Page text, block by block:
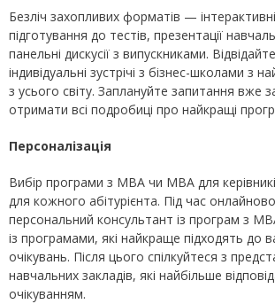
Безліч захопливих форматів —
підготування до тестів, презентації
панельні дискусії з випускниками.
індивідуальні зустрічі з бізнес-школами з
з усього світу. Заплануйте запитання вже
отримати всі подробиці про найкращі
Персоналізація
Вибір програми з MBA чи MBA для
для кожного абітурієнта. Під час
персональний консультант із програм з
із програмами, які найкраще підходять до
очікувань. Після цього спілкуйтеся з
навчальних закладів, які найбільше
очікуванням.